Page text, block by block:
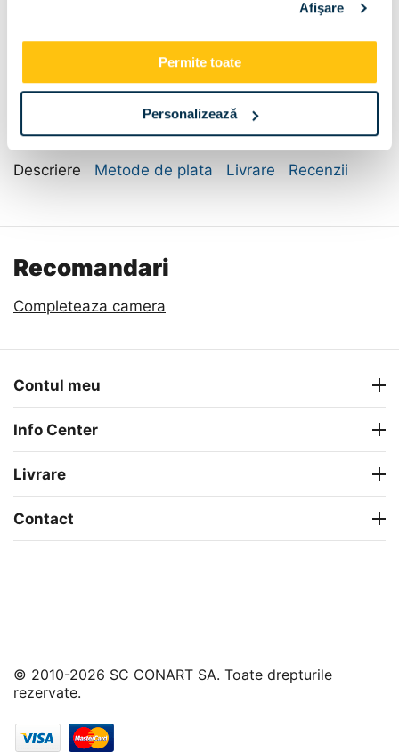
Afişare
Permite toate
Personalizează
Sertar pat
140x200 160x200
Descriere Metode de plata Livrare Recenzii
Recomandari
Completeaza camera
Contul meu
Info Center
Livrare
Contact
© 2010-2026 SC CONART SA. Toate drepturile
rezervate.